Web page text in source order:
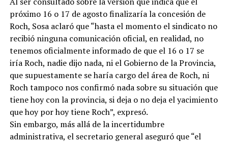
próximo 16 o 17 de agosto finalizaría la concesión de
Roch, Sosa aclaró que “hasta el momento el sindicato no
recibió ninguna comunicación oficial, en realidad, no
tenemos oficialmente informado de que el 16 o 17 se
iría Roch, nadie dijo nada, ni el Gobierno de la Provincia,
que supuestamente se haría cargo del área de Roch, ni
Roch tampoco nos confirmó nada sobre su situación que
tiene hoy con la provincia, si deja o no deja el yacimiento
que hoy por hoy tiene Roch”, expresó.
Sin embargo, más allá de la incertidumbre
administrativa, el secretario general aseguró que “el